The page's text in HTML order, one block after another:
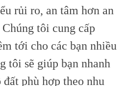
rủi ro, an tâm hơn an
Chúng tôi cung cấp
tới cho các bạn nhiều
tôi sẽ giúp bạn nhanh
phù hợp theo nhu